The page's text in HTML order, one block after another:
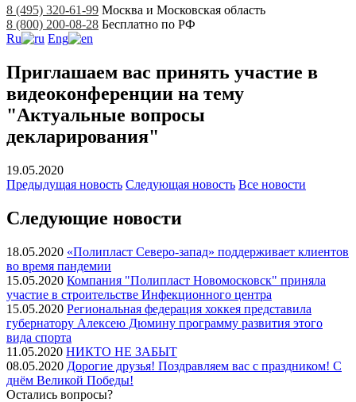
8 (495) 320-61-99 Москва и Московская область
8 (800) 200-08-28 Бесплатно по РФ
Ru
Eng
Приглашаем вас принять участие в
видеоконференции на тему
"Актуальные вопросы
декларирования"
19.05.2020
Предыдущая новость Следующая новость Все новости
Следующие новости
18.05.2020 «Полипласт Северо-запад» поддерживает клиентов
во время пандемии
15.05.2020 Компания "Полипласт Новомосковск" приняла
участие в строительстве Инфекционного центра
15.05.2020 Региональная федерация хоккея представила
губернатору Алексею Дюмину программу развития этого
вида спорта
11.05.2020 НИКТО НЕ ЗАБЫТ
08.05.2020 Дорогие друзья! Поздравляем вас с праздником! С
днём Великой Победы!
Остались вопросы?